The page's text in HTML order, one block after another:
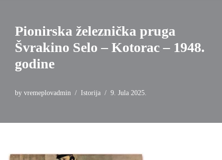
Pionirska železnička pruga
Švrakino Selo – Kotorac – 1948.
godine
by vremeplovadmin Istorija 9. Jula 2025.